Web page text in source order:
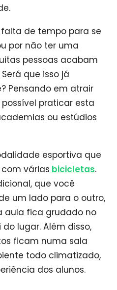
de tempo para se
por não ter uma
pessoas acabam
que isso já
Pensando em atrair
praticar esta
ou estúdios
esportiva que
várias bicicletas.
que você
um lado para o outro,
aula fica grudado no
lugar. Além disso,
ficam numa sala
todo climatizado,
dos alunos.